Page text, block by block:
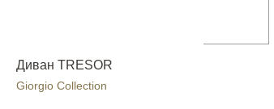
Диван TRESOR
Giorgio Collection